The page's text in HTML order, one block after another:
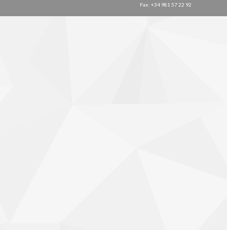
Fax: +34 981 57 22 92